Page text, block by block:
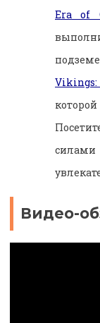
Era of
силами
Видео-